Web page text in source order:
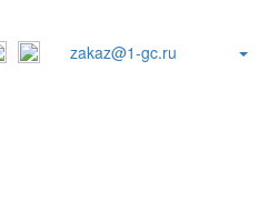
zakaz@1-gc.ru